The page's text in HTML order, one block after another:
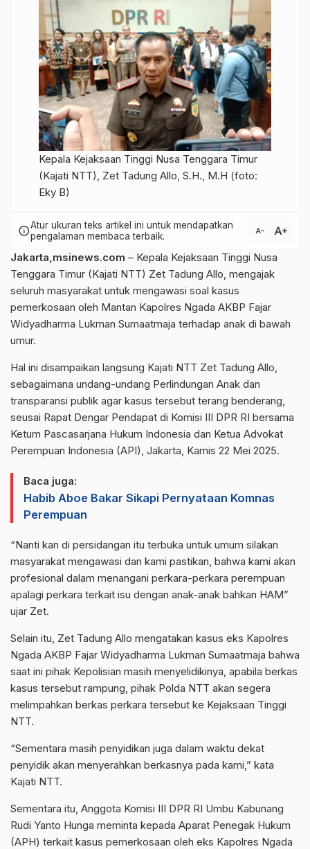
Kepala Kejaksaan Tinggi Nusa Tenggara Timur
(Kajati NTT), Zet Tadung Allo, S.H., M.H (foto:
Eky B)
infoAtur ukuran teks artikel ini untuk mendapatkan
pengalaman membaca terbaik.
text_decrease text_increase
Jakarta,msinews.com – Kepala Kejaksaan Tinggi Nusa
Tenggara Timur (Kajati NTT) Zet Tadung Allo, mengajak
seluruh masyarakat untuk mengawasi soal kasus
pemerkosaan oleh Mantan Kapolres Ngada AKBP Fajar
Widyadharma Lukman Sumaatmaja terhadap anak di bawah
umur.
Hal ini disampaikan langsung Kajati NTT Zet Tadung Allo,
sebagaimana undang-undang Perlindungan Anak dan
transparansi publik agar kasus tersebut terang benderang,
seusai Rapat Dengar Pendapat di Komisi III DPR RI bersama
Ketum Pascasarjana Hukum Indonesia dan Ketua Advokat
Perempuan Indonesia (API), Jakarta, Kamis 22 Mei 2025.
Baca juga:
Habib Aboe Bakar Sikapi Pernyataan Komnas
Perempuan
“Nanti kan di persidangan itu terbuka untuk umum silakan
masyarakat mengawasi dan kami pastikan, bahwa kami akan
profesional dalam menangani perkara-perkara perempuan
apalagi perkara terkait isu dengan anak-anak bahkan HAM”
ujar Zet.
Selain itu, Zet Tadung Allo mengatakan kasus eks Kapolres
Ngada AKBP Fajar Widyadharma Lukman Sumaatmaja bahwa
saat ini pihak Kepolisian masih menyelidikinya, apabila berkas
kasus tersebut rampung, pihak Polda NTT akan segera
melimpahkan berkas perkara tersebut ke Kejaksaan Tinggi
NTT.
“Sementara masih penyidikan juga dalam waktu dekat
penyidik akan menyerahkan berkasnya pada kami,” kata
Kajati NTT.
Sementara itu, Anggota Komisi III DPR RI Umbu Kabunang
Rudi Yanto Hunga meminta kepada Aparat Penegak Hukum
(APH) terkait kasus pemerkosaan oleh eks Kapolres Ngada